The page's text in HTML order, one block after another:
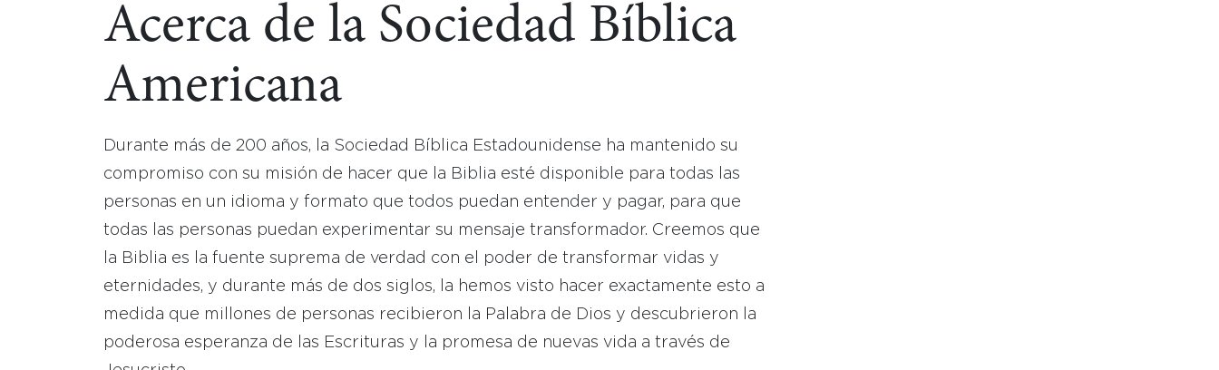
Acerca de la Sociedad Bíblica
Americana
Durante más de 200 años, la Sociedad Bíblica Estadounidense ha mantenido su
compromiso con su misión de hacer que la Biblia esté disponible para todas las
personas en un idioma y formato que todos puedan entender y pagar, para que
todas las personas puedan experimentar su mensaje transformador. Creemos que
la Biblia es la fuente suprema de verdad con el poder de transformar vidas y
eternidades, y durante más de dos siglos, la hemos visto hacer exactamente esto a
medida que millones de personas recibieron la Palabra de Dios y descubrieron la
poderosa esperanza de las Escrituras y la promesa de nuevas vida a través de